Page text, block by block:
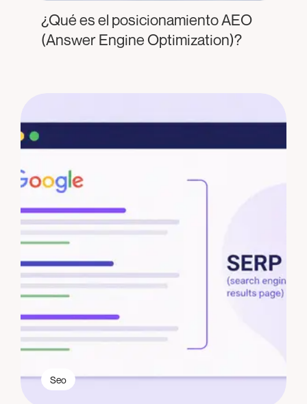
¿Qué es el posicionamiento AEO
(Answer Engine Optimization)?
Seo